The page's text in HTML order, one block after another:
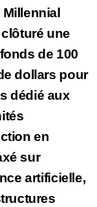
une
de 100
dollars pour
dédié aux
en
sur
artificielle,